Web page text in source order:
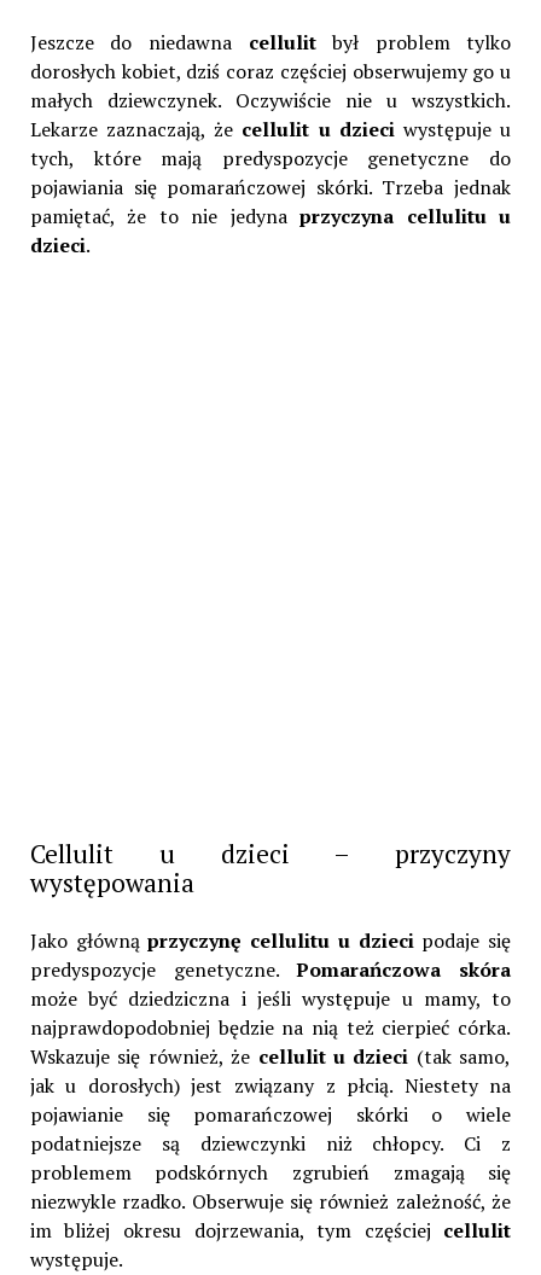
Jeszcze do niedawnacellulitbył problem tylko
dorosłych kobiet, dziś coraz częściej obserwujemy go u
małych dziewczynek. Oczywiście nie u wszystkich.
Lekarze zaznaczają, że cellulit u dzieciwystępuje u
tych, które mają predyspozycje genetyczne do
pojawiania się pomarańczowej skórki. Trzeba jednak
pamiętać, że to nie jedynaprzyczyna cellulitu u
dzieci.
Cellulit u dzieci – przyczyny
występowania
Jako głównąprzyczynę cellulitu u dziecipodaje się
predyspozycje genetyczne.Pomarańczowa skóra
może być dziedziczna i jeśli występuje u mamy, to
najprawdopodobniej będzie na nią też cierpieć córka.
Wskazuje się również, że cellulit u dzieci (tak samo,
jak u dorosłych) jest związany z płcią. Niestety na
pojawianie się pomarańczowej skórki o wiele
podatniejsze są dziewczynki niż chłopcy. Ci z
problemem podskórnych zgrubień zmagają się
niezwykle rzadko. Obserwuje się również zależność, że
im bliżej okresu dojrzewania, tym częściej cellulit
występuje.